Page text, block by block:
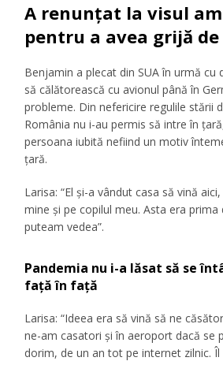
A renunțat la visul
pentru a avea grijă
Benjamin a plecat din SUA în urmă cu
să călătorească cu avionul până în
probleme. Din nefericire regulile stării
România nu i-au permis să intre în
persoana iubită nefiind un motiv
țară.
Larisa: “El şi-a vândut casa să vină
mine şi pe copilul meu. Asta era prima
puteam vedea”.
Pandemia nu i-a lăsat să se
față în față
Larisa:“Ideea era să vină să ne
ne-am casatori şi în aeroport dacă se
dorim, de un an tot pe internet zilnic. Îl